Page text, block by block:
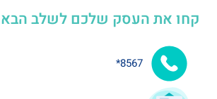
בניית קהילה ושיתופי פעולה
קחו את העסק שלכם לשלב
8567*